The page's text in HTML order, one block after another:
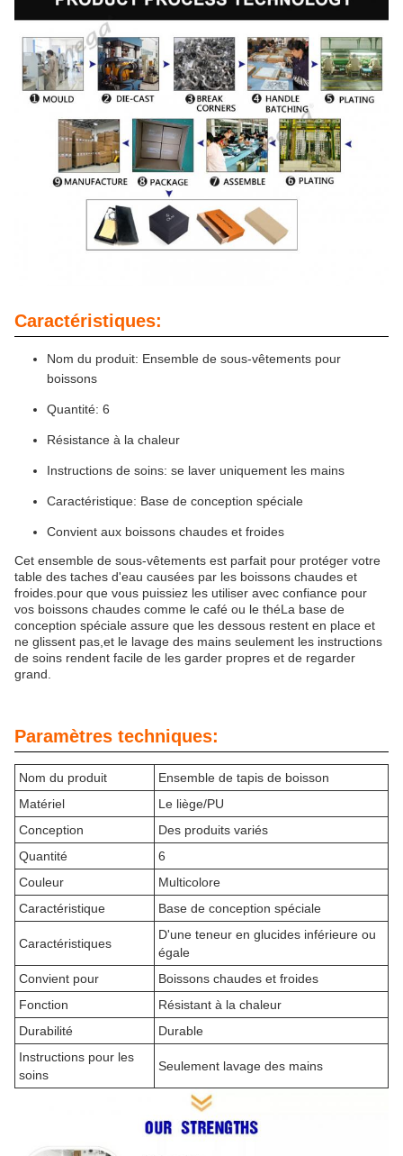
Caractéristiques:
Nom du produit: Ensemble de sous-vêtements pour
boissons
Quantité: 6
Résistance à la chaleur
Instructions de soins: se laver uniquement les mains
Caractéristique: Base de conception spéciale
Convient aux boissons chaudes et froides
Cet ensemble de sous-vêtements est parfait pour protéger votre
table des taches d'eau causées par les boissons chaudes et
froides.pour que vous puissiez les utiliser avec confiance pour
vos boissons chaudes comme le café ou le théLa base de
conception spéciale assure que les dessous restent en place et
ne glissent pas,et le lavage des mains seulement les instructions
de soins rendent facile de les garder propres et de regarder
grand.
Paramètres techniques:
Nom du produit
Ensemble de tapis de boisson
Matériel
Le liège/PU
Conception
Des produits variés
Quantité
6
Couleur
Multicolore
Caractéristique
Base de conception spéciale
Caractéristiques
D'une teneur en glucides inférieure ou
égale
Convient pour
Boissons chaudes et froides
Fonction
Résistant à la chaleur
Durabilité
Durable
Instructions pour les
soins
Seulement lavage des mains